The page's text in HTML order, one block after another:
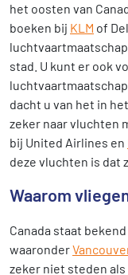
het oosten van
boeken bij KLM of
stad. U kunt er ook
dacht u van het in
zeker naar vluchten
bij United Airlines en
deze vluchten is dat
Waarom
Canada staat
waaronder
zeker niet steden als